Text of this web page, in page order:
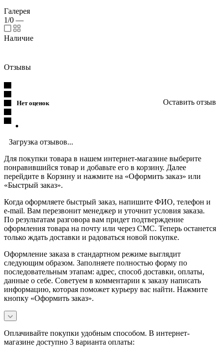
Галерея
1/0 —
Наличие
Отзывы
Нет оценок Оставить отзыв
Загрузка отзывов...
Для покупки товара в нашем интернет-магазине выберите
понравившийся товар и добавьте его в корзину. Далее
перейдите в Корзину и нажмите на «Оформить заказ» или
«Быстрый заказ».
Когда оформляете быстрый заказ, напишите ФИО, телефон и
e-mail. Вам перезвонит менеджер и уточнит условия заказа.
По результатам разговора вам придет подтверждение
оформления товара на почту или через СМС. Теперь останется
только ждать доставки и радоваться новой покупке.
Оформление заказа в стандартном режиме выглядит
следующим образом. Заполняете полностью форму по
последовательным этапам: адрес, способ доставки, оплаты,
данные о себе. Советуем в комментарии к заказу написать
информацию, которая поможет курьеру вас найти. Нажмите
кнопку «Оформить заказ».
Оплачивайте покупки удобным способом. В интернет-
магазине доступно 3 варианта оплаты: